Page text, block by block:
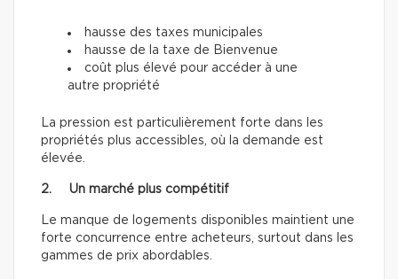
hausse des taxes municipales
hausse de la taxe de Bienvenue
coût plus élevé pour accéder à une
autre propriété
La pression est particulièrement forte dans les
propriétés plus accessibles, où la demande est
élevée.
2. Un marché plus compétitif
Le manque de logements disponibles maintient une
forte concurrence entre acheteurs, surtout dans les
gammes de prix abordables.